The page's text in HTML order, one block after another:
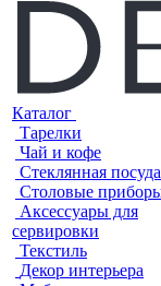
Каталог
Тарелки
Чай и кофе
Стеклянная посуда
Столовые
Аксессуары для
сервировки
Текстиль
Декор интерьера